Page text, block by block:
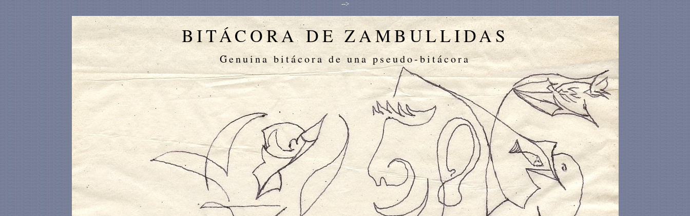
-->
BITÁCORA DE ZAMBULLIDAS
Genuina bitácora de una pseudo-bitácora